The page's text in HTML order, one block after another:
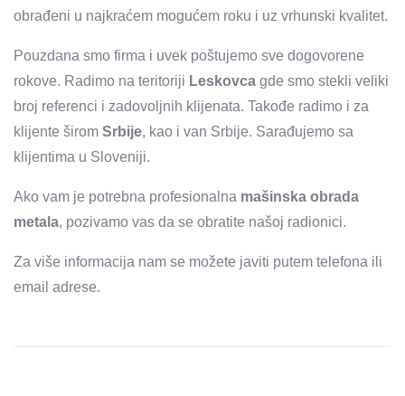
obrađeni u najkraćem mogućem roku i uz vrhunski kvalitet.
Pouzdana smo firma i uvek poštujemo sve dogovorene
rokove. Radimo na teritoriji Leskovca gde smo stekli veliki
broj referenci i zadovoljnih klijenata. Takođe radimo i za
klijente širom Srbije, kao i van Srbije. Sarađujemo sa
klijentima u Sloveniji.
Ako vam je potrebna profesionalna mašinska obrada
metala, pozivamo vas da se obratite našoj radionici.
Za više informacija nam se možete javiti putem telefona ili
email adrese.